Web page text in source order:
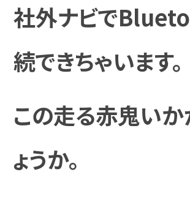
社外ナビで
続できちゃいます。
この走る赤鬼いか
ょうか。